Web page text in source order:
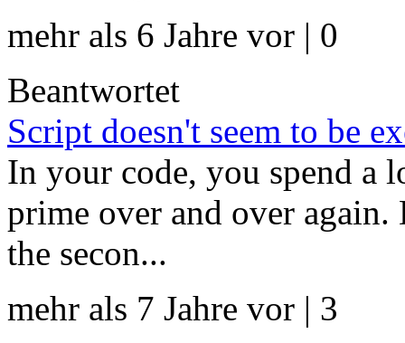
mehr als 6 Jahre vor | 0
Beantwortet
Script doesn't seem to be
In your code, you spend a
prime over and over again.
the secon...
mehr als 7 Jahre vor | 3